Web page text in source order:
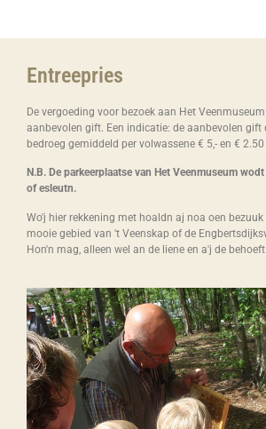
Entreepries
De vergoeding voor bezoek aan Het
aanbevolen gift. Een indicatie: de aanbevolen gift
bedroeg gemiddeld per volwassene € 5,- en €
N.B. De parkeerplaatse van Het Veenmuseum
of esleutn.
Wo'j hier rekkening met hoaldn aj noa oen
mooie gebied van 't Veenskap of de
Hon'n mag, alleen wel an de liene en a'j de